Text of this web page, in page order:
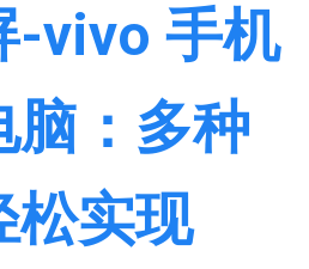
-vivo 手机
脑：多种
松实现